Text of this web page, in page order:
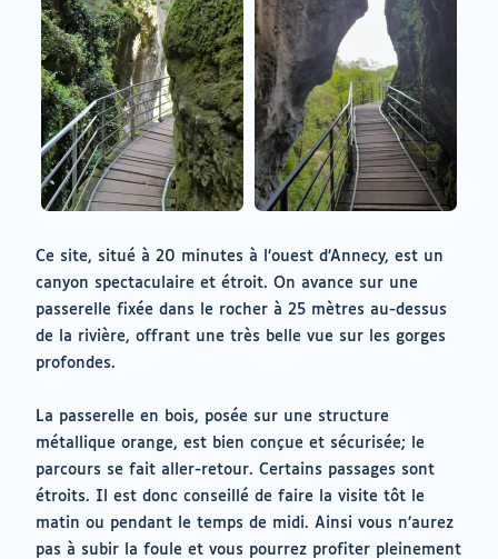
Ce site, situé à 20 minutes à l’ouest d’Annecy, est un
canyon spectaculaire et étroit. On avance sur une
passerelle fixée dans le rocher à 25 mètres au-dessus
de la rivière, offrant une très belle vue sur les gorges
profondes.
La passerelle en bois, posée sur une structure
métallique orange, est bien conçue et sécurisée; le
parcours se fait aller-retour. Certains passages sont
étroits. Il est donc conseillé de faire la visite tôt le
matin ou pendant le temps de midi. Ainsi vous n’aurez
pas à subir la foule et vous pourrez profiter pleinement